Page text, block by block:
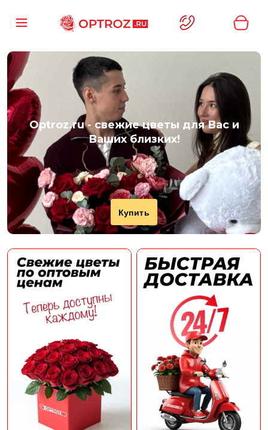
Optroz.ru- свежие цветы для Вас и
Ваших близких!
Купить